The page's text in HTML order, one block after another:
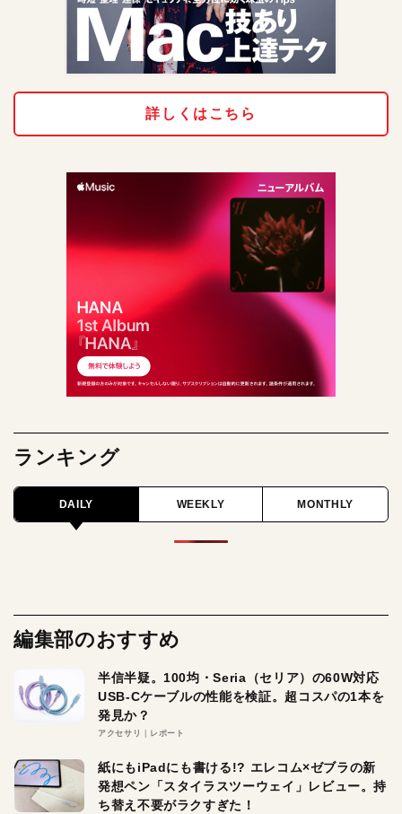
詳しくはこちら
ランキング
DAILY WEEKLY MONTHLY
編集部のおすすめ
半信半疑。100均・Seria（セリア）の60W対応
USB-Cケーブルの性能を検証。超コスパの1本を
発見か？
アクセサリ レポート
紙にもiPadにも書ける!? エレコム×ゼブラの新
発想ペン「スタイラスツーウェイ」レビュー。持
ち替え不要がラクすぎた！